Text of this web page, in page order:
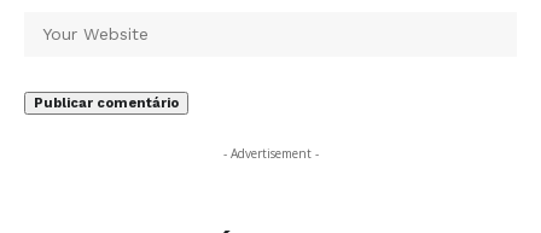
- Advertisement -